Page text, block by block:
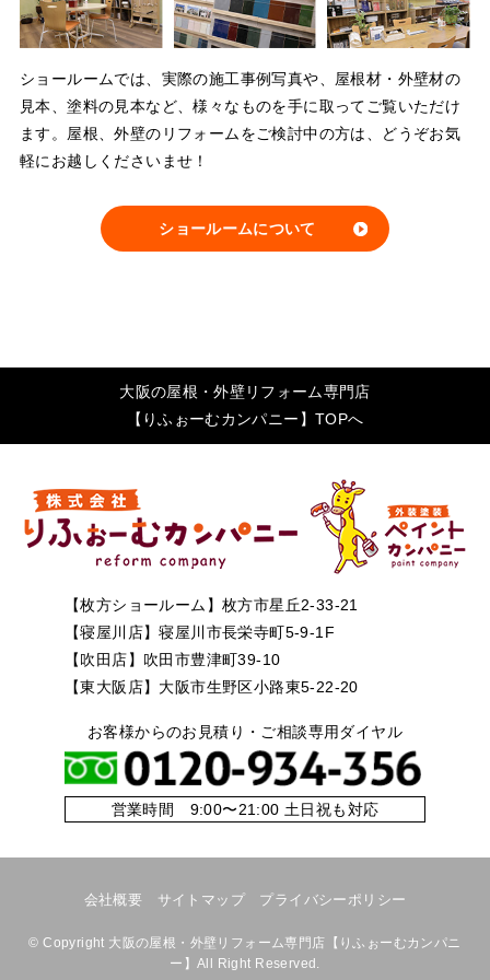
ショールームでは、実際の施工事例写真や、屋根材・外壁材の
見本、塗料の見本など、様々なものを手に取ってご覧いただけ
ます。屋根、外壁のリフォームをご検討中の方は、どうぞお気
軽にお越しくださいませ！
ショールームについて
大阪の屋根・外壁リフォーム専門店
【りふぉーむカンパニー】TOPへ
【枚方ショールーム】枚方市星丘2-33-21
【寝屋川店】寝屋川市長栄寺町5-9-1F
【吹田店】吹田市豊津町39-10
【東大阪店】大阪市生野区小路東5-22-20
お客様からのお見積り・ご相談専用ダイヤル
営業時間 9:00〜21:00 土日祝も対応
会社概要 サイトマップ プライバシーポリシー
© Copyright 大阪の屋根・外壁リフォーム専門店【りふぉーむカンパニ
ー】All Right Reserved.